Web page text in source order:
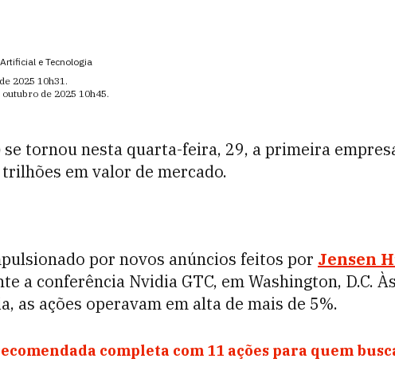
e Tecnologia
2025 10h31.
outubro de 2025 10h45.
se tornou nesta quarta-feira, 29, a primeira
trilhões em valor de mercado.
por novos anúncios feitos por Jensen
a conferência Nvidia GTC, em Washington, D.C.
as ações operavam em alta de mais de 5%.
completa com 11 ações para quem